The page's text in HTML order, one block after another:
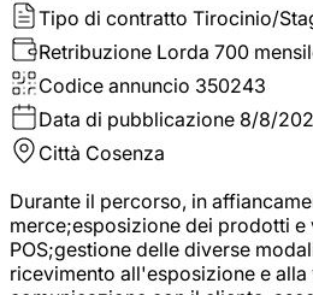
Tipo di contratto Tirocinio/
Retribuzione Lorda 700
Codice annuncio 350243
Data di pubblicazione 8/8/
Città Cosenza
Durante il percorso, in
merce;esposizione dei prodotti
POS;gestione delle diverse
ricevimento all'esposizione e